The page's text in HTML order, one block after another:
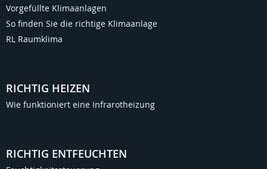
Vorgefüllte Klimaanlagen
So finden Sie die richtige Klimaanlage
RL Raumklima
RICHTIG HEIZEN
Wie funktioniert eine Infrarotheizung
RICHTIG ENTFEUCHTEN